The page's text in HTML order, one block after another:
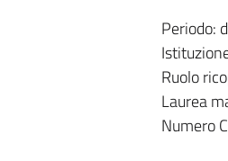
Periodo:
Ruolo
Laurea
Numero